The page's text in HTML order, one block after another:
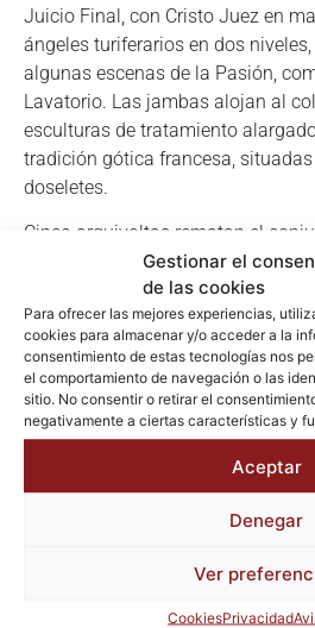
Gestionar el
de las cookies
Para ofrecer las mejores experiencias,
cookies para almacenar y/o acceder a la
consentimiento de estas tecnologías nos
el comportamiento de navegación o las
sitio. No consentir o retirar el
negativamente a ciertas características y
Aceptar
Denegar
Ver
CookiesPrivacidad
Juicio Final, con Cristo Juez en
ángeles turiferarios en dos
algunas escenas de la Pasión,
Lavatorio. Las jambas alojan al
esculturas de tratamiento
tradición gótica francesa,
doseletes.
Cinco arquivoltas rematan el
alusivas a la resurrección de los
los pecadores o los Ancianos del
que dos pequeñas esculturas de
se colocan en las enjutas del
La Anunciación. Todo el conjunto
arco carpanel, que se decora con
tardogótica con pináculos y en la
escultura procedente del parteluz
portada.